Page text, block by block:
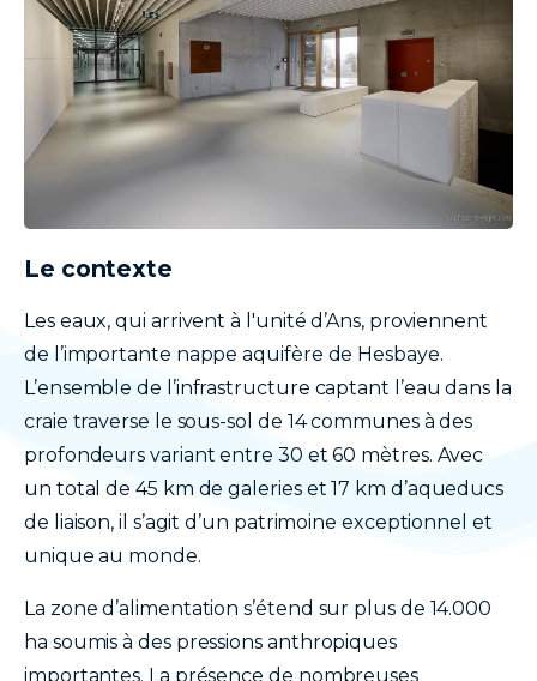
texte
Le contexte
Les eaux, qui arrivent à l'unité d’Ans, proviennent
de l’importante nappe aquifère de Hesbaye.
L’ensemble de l’infrastructure captant l’eau dans la
craie traverse le sous-sol de 14 communes à des
profondeurs variant entre 30 et 60 mètres. Avec
un total de 45 km de galeries et 17 km d’aqueducs
de liaison, il s’agit d’un patrimoine exceptionnel et
unique au monde.
La zone d’alimentation s’étend sur plus de 14.000
ha soumis à des pressions anthropiques
importantes. La présence de nombreuses